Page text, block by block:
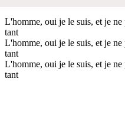
L'homme, oui je le suis, et je ne
tant
L'homme, oui je le suis, et je ne
tant
L'homme, oui je le suis, et je ne
tant